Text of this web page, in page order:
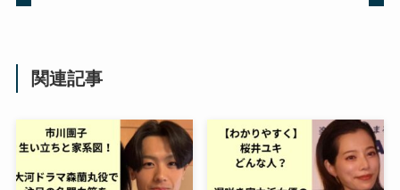
関連記事